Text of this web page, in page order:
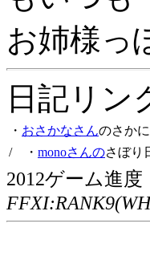
お姉様っ
日記リ
・ おさかなさんのさか
/ ・ monoさんのさぼり
2012ゲーム進度